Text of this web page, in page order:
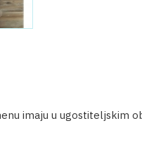
imaju u